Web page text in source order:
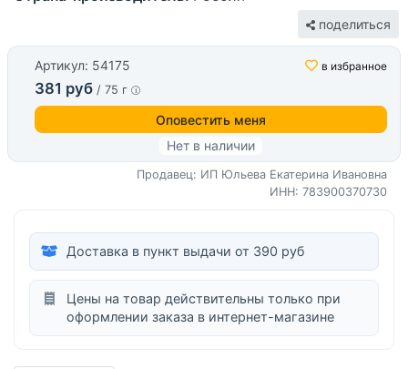
поделиться
Артикул: 54175 в избранное
381 руб / 75 г
Оповестить меня
Нет в наличии
Продавец: ИП Юльева Екатерина Ивановна
ИНН: 783900370730
Доставка в пункт выдачи от 390 руб
Цены на товар действительны только при
оформлении заказа в интернет-магазине